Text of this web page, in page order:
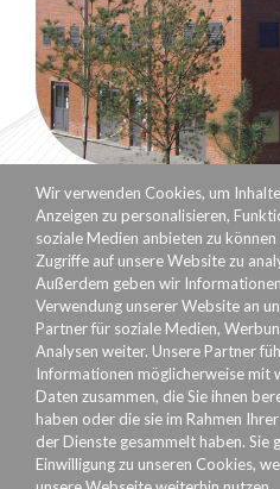
Wir verwenden Cookies, um
Anzeigen zu personalisieren,
soziale Medien anbieten zu
Zugriffe auf unsere Website zu
Außerdem geben wir
Verwendung unserer Website an
Partner für soziale Medien,
Analysen weiter. Unsere Partner
Informationen möglicherweise mit
Daten zusammen, die Sie ihnen
haben oder die sie im Rahmen
der Dienste gesammelt haben. Sie
Einwilligung zu unseren Cookies,